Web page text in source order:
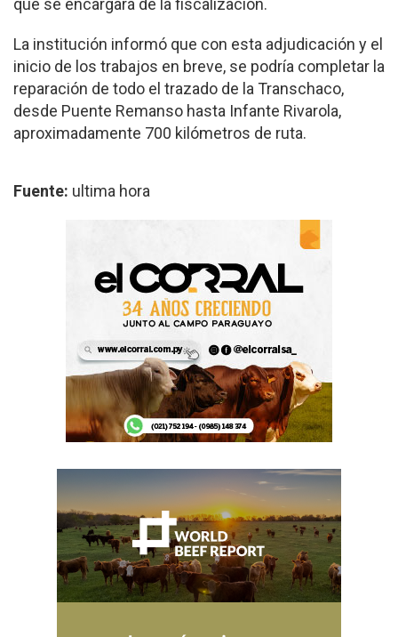
que se encargará de la fiscalización.
La institución informó que con esta adjudicación y el
inicio de los trabajos en breve, se podría completar la
reparación de todo el trazado de la Transchaco,
desde Puente Remanso hasta Infante Rivarola,
aproximadamente 700 kilómetros de ruta.
Fuente: ultima hora